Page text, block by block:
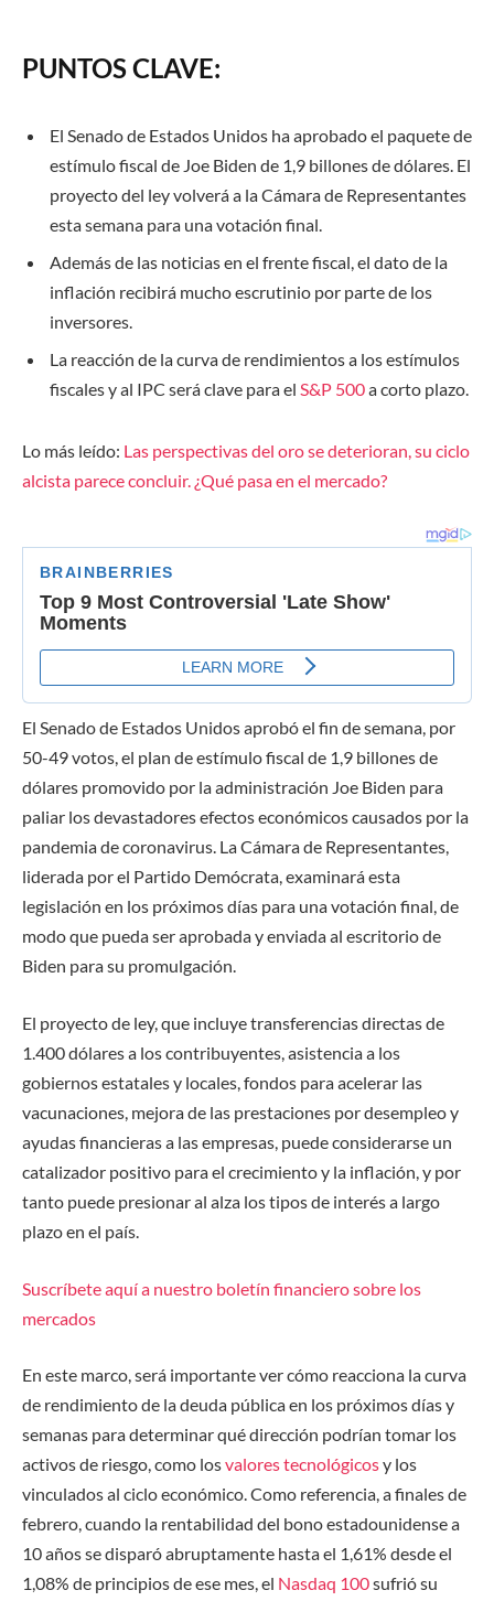
PUNTOS CLAVE:
El Senado de Estados Unidos ha aprobado el paquete de
estímulo fiscal de Joe Biden de 1,9 billones de dólares. El
proyecto del ley volverá a la Cámara de Representantes
esta semana para una votación final.
Además de las noticias en el frente fiscal, el dato de la
inflación recibirá mucho escrutinio por parte de los
inversores.
La reacción de la curva de rendimientos a los estímulos
fiscales y al IPC será clave para el S&P 500a corto plazo.
Lo más leído: Las perspectivas del oro se deterioran, su ciclo
alcista parece concluir. ¿Qué pasa en el mercado?
El Senado de Estados Unidos aprobó el fin de semana, por
50-49 votos, el plan de estímulo fiscal de 1,9 billones de
dólares promovido por la administración Joe Biden para
paliar los devastadores efectos económicos causados por la
pandemia de coronavirus. La Cámara de Representantes,
liderada por el Partido Demócrata, examinará esta
legislación en los próximos días para una votación final, de
modo que pueda ser aprobada y enviada al escritorio de
Biden para su promulgación.
El proyecto de ley, que incluye transferencias directas de
1.400 dólares a los contribuyentes, asistencia a los
gobiernos estatales y locales, fondos para acelerar las
vacunaciones, mejora de las prestaciones por desempleo y
ayudas financieras a las empresas, puede considerarse un
catalizador positivo para el crecimiento y la inflación,y por
tanto puede presionar al alza los tipos de interés a largo
plazoen el país.
Suscríbete aquí a nuestro boletín financiero sobre los
mercados
En este marco, será importante ver cómo reacciona la curva
de rendimiento de la deuda pública en los próximos días y
semanas para determinar qué dirección podrían tomar los
activos de riesgo, como losvalores tecnológicosy los
vinculados al ciclo económico. Como referencia, a finales de
febrero, cuando la rentabilidad del bono estadounidense a
10 años se disparóabruptamente hasta el 1,61% desde el
1,08% de principios de ese mes, el Nasdaq 100sufrió su